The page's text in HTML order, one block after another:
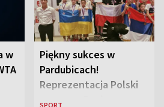
w
Piękny sukces w
Pardubicach!
Reprezentacja Polski
wygrywa Drużynowe
SPORT